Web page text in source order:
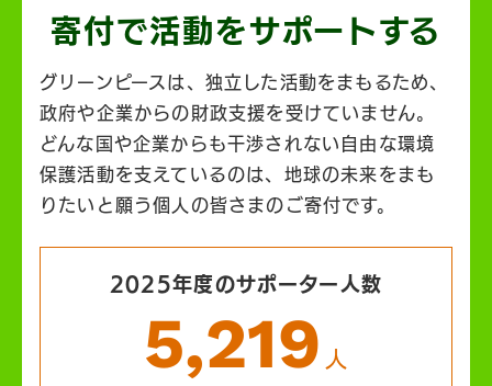
寄付で活動をサポートする
グリーンピースは、独立した活動をまもるため、
政府や企業からの財政支援を受けていません。
どんな国や企業からも干渉されない自由な環境
保護活動を支えているのは、地球の未来をまも
りたいと願う個人の皆さまのご寄付です。
2025年度のサポーター人数
5,219 人